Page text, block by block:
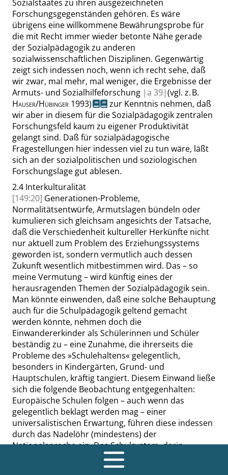
Sozialstaates zu ihren ausgezeichneten
Forschungsgegenständen gehören. Es wäre
übrigens eine willkommene Bewährungsprobe für
die mit Recht immer wieder betonte Nähe gerade
der Sozialpädagogik zu anderen
sozialwissenschaftlichen Disziplinen. Gegenwärtig
zeigt sich indessen noch, wenn ich recht sehe, daß
wir zwar, mal mehr, mal weniger, die Ergebnisse der
Armuts- und Sozialhilfeforschung |a 39|(vgl. z. B.
Hauser/Hübinger 1993)
zur Kenntnis nehmen, daß
wir aber in diesem für die Sozialpädagogik zentralen
Forschungsfeld kaum zu eigener Produktivität
gelangt sind. Daß für sozialpädagogische
Fragestellungen hier indessen viel zu tun wäre, läßt
sich an der sozialpolitischen und soziologischen
Forschungslage gut ablesen.
2.4 Interkulturalität
[149:20] Generationen-Probleme,
Normalitätsentwürfe, Armutslagen bündeln oder
kumulieren sich gleichsam angesichts der Tatsache,
daß die Verschiedenheit kultureller Herkünfte nicht
nur aktuell zum Problem des Erziehungssystems
geworden ist, sondern vermutlich auch dessen
Zukunft wesentlich mitbestimmen wird. Das – so
meine Vermutung – wird künftig eines der
herausragenden Themen der Sozialpädagogik sein.
Man könnte einwenden, daß eine solche Behauptung
auch für die Schulpädagogik geltend gemacht
werden könnte, nehmen doch die
Einwandererkinder als Schülerinnen und Schüler
beständig zu – eine Zunahme, die ihrerseits die
Probleme des »Schulehaltens« gelegentlich,
besonders in Kindergärten, Grund- und
Hauptschulen, kräftig tangiert. Diesem Einwand ließe
sich die folgende Beobachtung entgegenhalten:
Europäische Schulen folgen – auch wenn das
gelegentlich beklagt werden mag – einer
universalistischen Erwartung, führen diese indessen
durch das Nadelöhr (mindestens) der
Nationalsprache ein. Das Schulsystem, darin
gestützt durch das Beschäftigungssystem, bringt,
mindestens über die Sprache, eine Integrations-